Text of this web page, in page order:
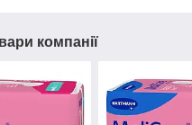
компанії